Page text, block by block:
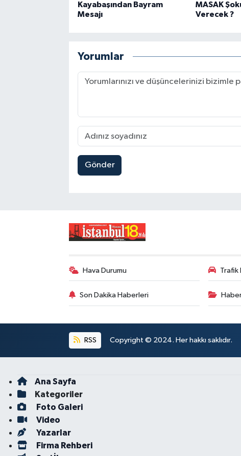
Kayabaşından Bayram
Mesajı
MASAK
Verecek ?
Yorumlar
Gönder
Hava Durumu Trafik
Son Dakika Haberleri
RSS Copyright © 2024. Her hakkı saklıdır.
Ana Sayfa
Kategoriler
Foto Galeri
Video
Yazarlar
Firma Rehberi